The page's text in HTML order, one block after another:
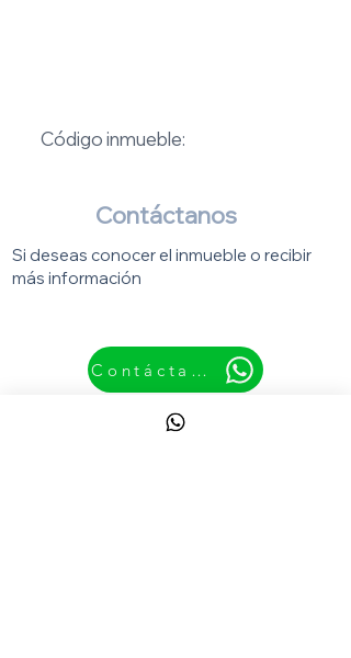
Código inmueble:
Contáctanos
Si deseas conocer el inmueble o recibir
más información
Contáctanos